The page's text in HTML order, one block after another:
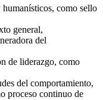
como sello
general,
del
de liderazgo, como
del comportamiento,
proceso continuo de